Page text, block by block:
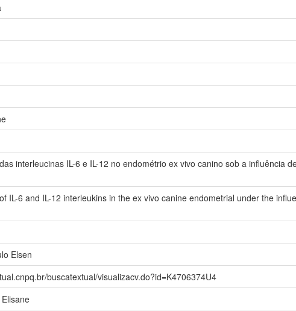
interleucinas IL-6 e IL-12 no endométrio ex vivo canino sob a influência
IL-6 and IL-12 interleukins in the ex vivo canine endometrial under the
Elsen
buscatextual/visualizacv.do?id=K4706374U4